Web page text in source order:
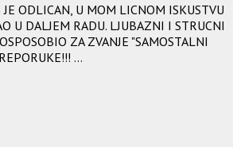
ODLICAN, U MOM LICNOM ISKUSTVU
U DALJEM RADU. LJUBAZNI I STRUCNI
ZA ZVANJE "SAMOSTALNI
...